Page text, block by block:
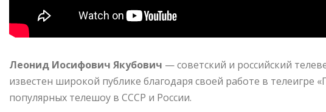
Леонид Иосифович Якубович — советский и российский
известен широкой публике благодаря своей работе в телеигре
популярных телешоу в СССР и России.